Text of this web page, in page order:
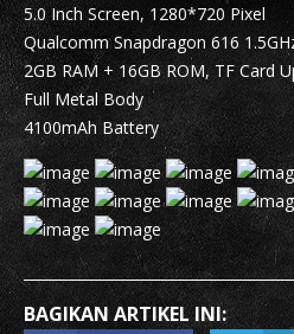
5.0 Inch Screen, 1280*720 Pixel
Qualcomm Snapdragon 616
2GB RAM + 16GB ROM, TF Card
Full Metal Body
4100mAh Battery
BAGIKAN ARTIKEL INI: